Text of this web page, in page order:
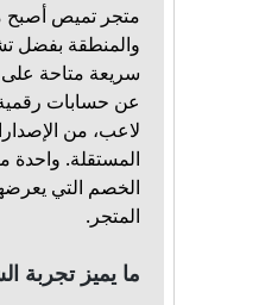
متجر تميص أصبح
والمنطقة بفضل
سريعة متاحة
عن حسابات
لاعب، من
المستقلة. واحدة
الخصم التي
المتجر.
ما يميز تجربة